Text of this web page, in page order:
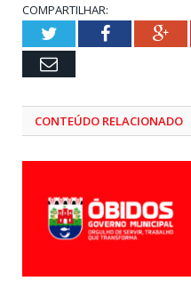
COMPARTILHAR:
TwitterFacebook
Email
CONTEÚDO RELACIONADO